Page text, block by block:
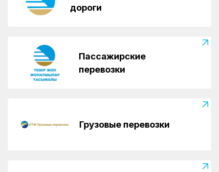
дороги
Пассажирские
перевозки
Грузовые перевозки